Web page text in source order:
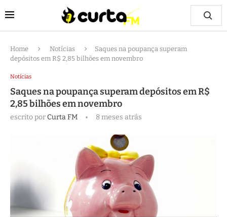
Home Notícias
Saques na poupança superam
depósitos em R$ 2,85 bilhões em novembro
Notícias
Saques na poupança superam depósitos em R$
2,85 bilhões em novembro
escrito porCurta FM 8 meses atrás